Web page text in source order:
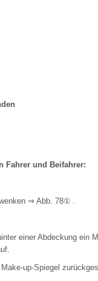
Fahrer und Beifahrer:
⇒ Abb. 78① .
einer Abdeckung ein
up-Spiegel